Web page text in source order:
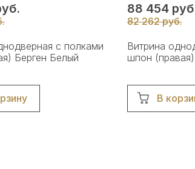
с полками
Берген Белый
88 454
82 262 руб.
Витрина
шпон
В